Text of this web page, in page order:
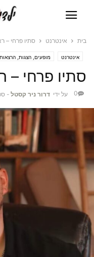
בית אינטרנט סתיו פרחי –
אינטרנט מופעים, הצגות, הרצאות
סתיו פרחי –
על ידי דרור ניר קסטל - 0